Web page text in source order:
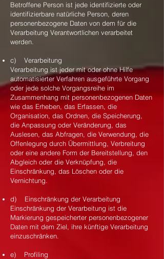
Betroffene Person ist jede identifizierte oder
identifizierbare natürliche Person, deren
personenbezogene Daten von dem für die
Verarbeitung Verantwortlichen verarbeitet
werden.
c) Verarbeitung
Verarbeitung ist jeder mit oder ohne Hilfe
automatisierter Verfahren ausgeführte Vorgang
oder jede solche Vorgangsreihe im
Zusammenhang mit personenbezogenen Daten
wie das Erheben, das Erfassen, die
Organisation, das Ordnen, die Speicherung,
die Anpassung oder Veränderung, das
Auslesen, das Abfragen, die Verwendung, die
Offenlegung durch Übermittlung, Verbreitung
oder eine andere Form der Bereitstellung, den
Abgleich oder die Verknüpfung, die
Einschränkung, das Löschen oder die
Vernichtung.
d) Einschränkung der Verarbeitung
Einschränkung der Verarbeitung ist die
Markierung gespeicherter personenbezogener
Daten mit dem Ziel, ihre künftige Verarbeitung
einzuschränken.
e) Profiling